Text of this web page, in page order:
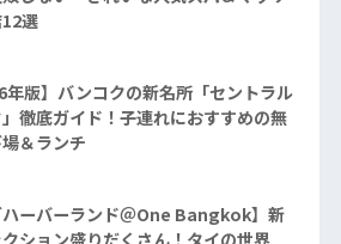
選
年版】バンコクの新名所「セントラル
徹底ガイド！子連れにおすすめの無
＆ランチ
ハーバーランド＠One Bangkok】新
ション盛りだくさん！タイの世界